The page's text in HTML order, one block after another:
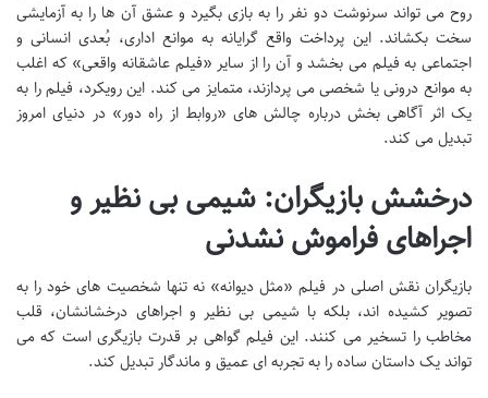
روح می تواند سرنوشت دو نفر را به بازی بگیرد و عشق آن ها را به آزمایشی
سخت بکشاند. این پرداخت واقع گرایانه به موانع اداری، بُعدی انسانی و
اجتماعی به فیلم می بخشد و آن را از سایر «فیلم عاشقانه واقعی» که اغلب
به موانع درونی یا شخصی می پردازند، متمایز می کند. این رویکرد، فیلم را به
یک اثر آگاهی بخش درباره چالش های «روابط از راه دور» در دنیای امروز
تبدیل می کند.
درخشش بازیگران: شیمی بی نظیر و
اجراهای فراموش نشدنی
بازیگران نقش اصلی در فیلم «مثل دیوانه» نه تنها شخصیت های خود را به
تصویر کشیده اند، بلکه با شیمی بی نظیر و اجراهای درخشانشان، قلب
مخاطب را تسخیر می کنند. این فیلم گواهی بر قدرت بازیگری است که می
تواند یک داستان ساده را به تجربه ای عمیق و ماندگار تبدیل کند.